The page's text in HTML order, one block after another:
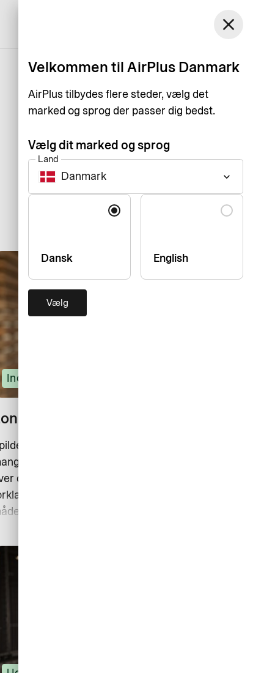
Log ind
close
Velkommen til AirPlus Danmark
AirPlus tilbydes flere steder, vælg det
marked og sprog der passer dig bedst.
Vælg dit marked og sprog
Land
Danmark keyboard_arrow_down
Sprog
Dansk English
Vælg
Indkøb
udgifter: Alt hvad du skal vide
I tid på administration af småindkøb fra
leverandører? Så er det tid til at tage kontrol
de såkaldte longtail-betalinger. Vores ekspert
hvorfor – og hvordan det gøres på en nem